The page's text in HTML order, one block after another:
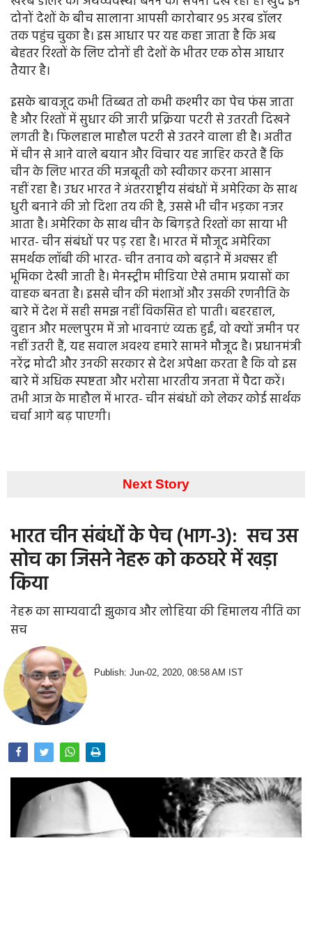
दोनों देशों के बीच सालाना आपसी कारोबार 95 अरब डॉलर
तक पहुंच चुका है। इस आधार पर यह कहा जाता है कि अब
बेहतर रिश्तों के लिए दोनों ही देशों के भीतर एक ठोस आधार
तैयार है।
इसके बावजूद कभी तिब्बत तो कभी कश्मीर का पेच फंस जाता
है और रिश्तों में सुधार की जारी प्रक्रिया पटरी से उतरती दिखने
लगती है। फिलहाल माहौल पटरी से उतरने वाला ही है। अतीत
में चीन से आने वाले बयान और विचार यह जाहिर करते हैं कि
चीन के लिए भारत की मजबूती को स्वीकार करना आसान
नहीं रहा है। उधर भारत ने अंतरराष्ट्रीय संबंधों में अमेरिका के साथ
धुरी बनाने की जो दिशा तय की है, उससे भी चीन भड़का नजर
आता है। अमेरिका के साथ चीन के बिगड़ते रिश्तों का साया भी
भारत- चीन संबंधों पर पड़ रहा है। भारत में मौजूद अमेरिका
समर्थक लॉबी की भारत- चीन तनाव को बढ़ाने में अक्सर ही
भूमिका देखी जाती है। मेनस्ट्रीम मीडिया ऐसे तमाम प्रयासों का
वाहक बनता है। इससे चीन की मंशाओं और उसकी रणनीति के
बारे में देश में सही समझ नहीं विकसित हो पाती। बहरहाल,
वुहान और मल्लपुरम में जो भावनाएं व्यक्त हुईं, वो क्यों जमीन पर
नहीं उतरी हैं, यह सवाल अवश्य हमारे सामने मौजूद है। प्रधानमंत्री
नरेंद्र मोदी और उनकी सरकार से देश अपेक्षा करता है कि वो इस
बारे में अधिक स्पष्टता और भरोसा भारतीय जनता में पैदा करें।
तभी आज के माहौल में भारत- चीन संबंधों को लेकर कोई सार्थक
चर्चा आगे बढ़ पाएगी।
Next Story
भारत चीन संबंधों के पेच (भाग-3): ​​​​​​​सच उस
सोच का जिसने नेहरू को कठघरे में खड़ा
किया
नेहरू का साम्यवादी झुकाव और लोहिया की हिमालय नीति का
सच
Publish: Jun-02, 2020, 08:58 AM IST